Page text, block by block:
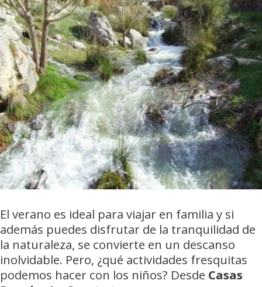
El verano es ideal para viajar en familia y si
además puedes disfrutar de la tranquilidad de
la naturaleza, se convierte en un descanso
inolvidable. Pero, ¿qué actividades fresquitas
podemos hacer con los niños? Desde Casas